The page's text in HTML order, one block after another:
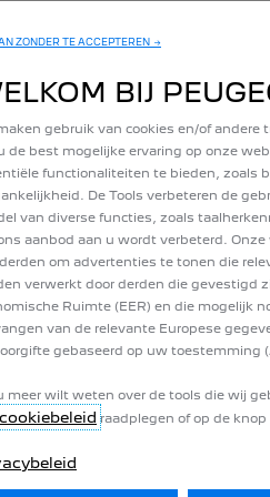
BOXER
met de Peugeot configurator:
Pro, Asphalt, Premium en Grip.
kiezen die het beste bij je past.
een thermische motor.
voor je beschikbaar, vooral
en de afwerkingen die met
de Peugeot i-Cockpit 3D, het
ZONDER TE ACCEPTEREN →
BIJ
gebruik van cookies en/of andere
de best mogelijke ervaring op onze
functionaliteiten te bieden, zoals
De Tools verbeteren de
van diverse functies, zoals
aanbod aan u wordt verbeterd.
om advertenties te tonen die
verwerkt door derden die gevestigd
Ruimte (EER) en die mogelijk
van de relevante Europese
gebaseerd op uw toestemming
meer wilt weten over de tools die wij
cookiebeleid raadplegen of op de knop